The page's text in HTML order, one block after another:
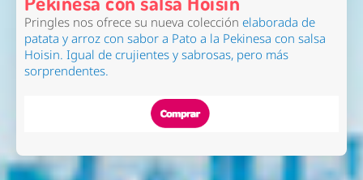
Pringles nos ofrece su nueva colección elaborada de
patata y arroz con sabor a Pato a la Pekinesa con salsa
Hoisin. Igual de crujientes y sabrosas, pero más
sorprendentes.